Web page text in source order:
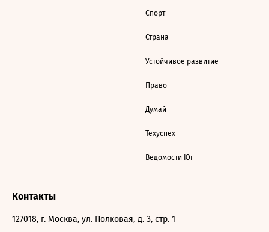
Спорт
Страна
Устойчивое развитие
Право
Думай
Техуспех
Ведомости Юг
Контакты
127018, г. Москва, ул. Полковая, д. 3, стр. 1